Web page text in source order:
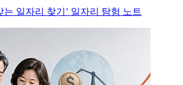
는 일자리 찾기’ 일자리 탐험 노트